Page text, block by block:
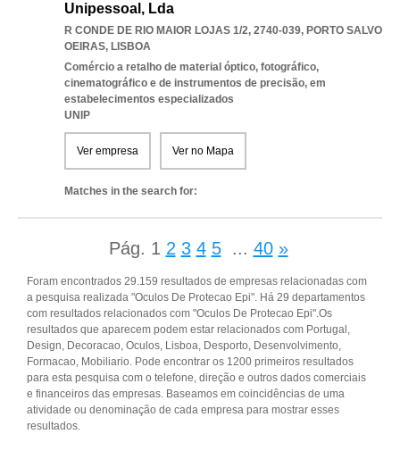
Unipessoal, Lda
R CONDE DE RIO MAIOR LOJAS 1/2, 2740-039, PORTO SALVO
OEIRAS, LISBOA
Comércio a retalho de material óptico, fotográfico,
cinematográfico e de instrumentos de precisão, em
estabelecimentos especializados
UNIP
Ver empresa Ver no Mapa
Matches in the search for:
Pág. 1 2 3 4 5 ... 40 »
Foram encontrados 29.159 resultados de empresas relacionadas com
a pesquisa realizada "Oculos De Protecao Epi". Há 29 departamentos
com resultados relacionados com "Oculos De Protecao Epi".Os
resultados que aparecem podem estar relacionados com Portugal,
Design, Decoracao, Oculos, Lisboa, Desporto, Desenvolvimento,
Formacao, Mobiliario. Pode encontrar os 1200 primeiros resultados
para esta pesquisa com o telefone, direção e outros dados comerciais
e financeiros das empresas. Baseamos em coincidências de uma
atividade ou denominação de cada empresa para mostrar esses
resultados.